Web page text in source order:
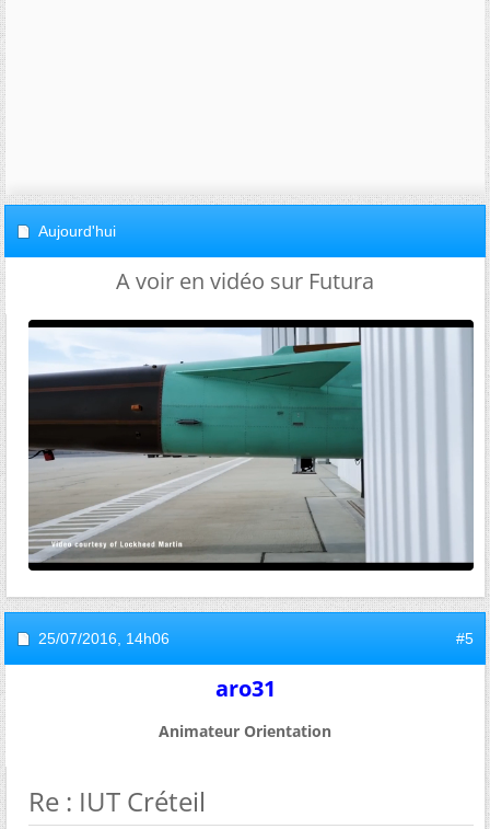
Aujourd'hui
A voir en vidéo sur Futura
25/07/2016, 14h06 #5
aro31
Animateur Orientation
Re : IUT Créteil